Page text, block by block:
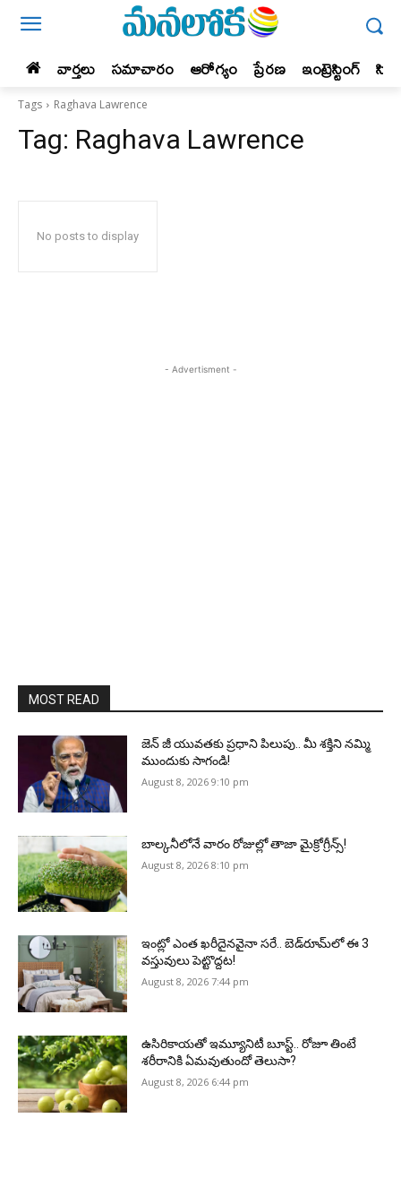
వార్తలు సమాచారం ఆరోగ్యం ప్రేర‌ణ‌ ఇంట్రెస్టింగ్‌
Tags Raghava Lawrence
Tag: Raghava Lawrence
No posts to display
- Advertisment -
MOST READ
జెన్‌ జీ యువతకు ప్రధాని పిలుపు.. మీ శక్తిని నమ్మి
ముందుకు సాగండి!
August 8, 2026 9:10 pm
బాల్కనీలోనే వారం రోజుల్లో తాజా మైక్రోగ్రీన్స్‌!
August 8, 2026 8:10 pm
ఇంట్లో ఎంత ఖరీదైనవైనా సరే.. బెడ్‌రూమ్‌లో ఈ 3
వస్తువులు పెట్టొద్దట!
August 8, 2026 7:44 pm
ఉసిరికాయతో ఇమ్యూనిటీ బూస్ట్‌.. రోజూ తింటే
శరీరానికి ఏమవుతుందో తెలుసా?
August 8, 2026 6:44 pm